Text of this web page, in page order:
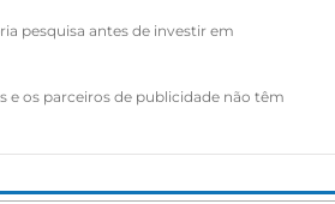
pesquisa antes de investir em
e os parceiros de publicidade não têm